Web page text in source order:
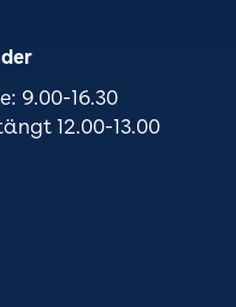
9.00-16.30
12.00-13.00